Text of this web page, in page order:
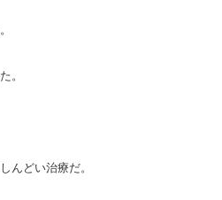
。
んどい治療だ。